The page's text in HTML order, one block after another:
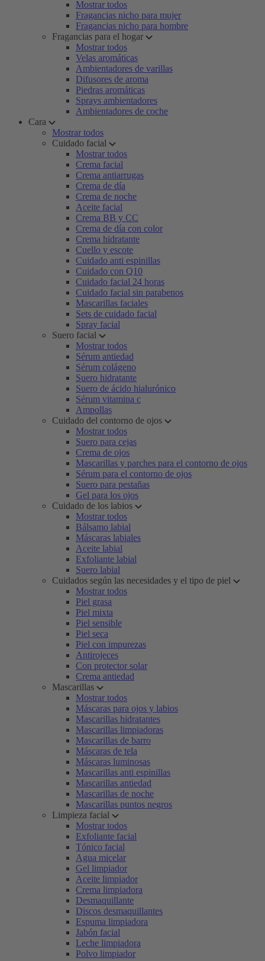
Mostrar todos
Fragancias nicho para mujer
Fragancias nicho para hombre
Fragancias para el hogar
Mostrar todos
Velas aromáticas
Ambientadores de varillas
Difusores de aroma
Piedras aromáticas
Sprays ambientadores
Ambientadores de coche
Cara
Mostrar todos
Cuidado facial
Mostrar todos
Crema facial
Crema antiarrugas
Crema de día
Crema de noche
Aceite facial
Crema BB y CC
Crema de día con color
Crema hidratante
Cuello y escote
Cuidado anti espinillas
Cuidado con Q10
Cuidado facial 24 horas
Cuidado facial sin parabenos
Mascarillas faciales
Sets de cuidado facial
Spray facial
Suero facial
Mostrar todos
Sérum antiedad
Sérum colágeno
Suero hidratante
Suero de ácido hialurónico
Sérum vitamina c
Ampollas
Cuidado del contorno de ojos
Mostrar todos
Suero para cejas
Crema de ojos
Mascarillas y parches para el contorno de ojos
Sérum para el contorno de ojos
Suero para pestañas
Gel para los ojos
Cuidado de los labios
Mostrar todos
Bálsamo labial
Máscaras labiales
Aceite labial
Exfoliante labial
Suero labial
Cuidados según las necesidades y el tipo de piel
Mostrar todos
Piel grasa
Piel mixta
Piel sensible
Piel seca
Piel con impurezas
Antirojeces
Con protector solar
Crema antiedad
Mascarillas
Mostrar todos
Máscaras para ojos y labios
Mascarillas hidratantes
Mascarillas limpiadoras
Mascarillas de barro
Máscaras de tela
Máscaras luminosas
Mascarillas anti espinillas
Mascarillas antiedad
Mascarillas de noche
Mascarillas puntos negros
Limpieza facial
Mostrar todos
Exfoliante facial
Tónico facial
Agua micelar
Gel limpiador
Aceite limpiador
Crema limpiadora
Desmaquillante
Discos desmaquillantes
Espuma limpiadora
Jabón facial
Leche limpiadora
Polvo limpiador